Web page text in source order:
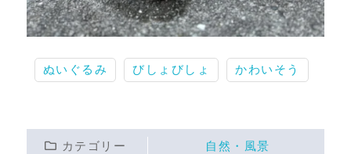
ぬいぐるみ びしょびしょ かわいそう
カテゴリー 自然・風景